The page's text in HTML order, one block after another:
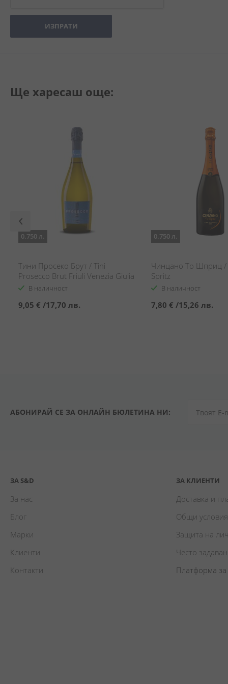
ИЗПРАТИ
Ще харесаш още:
0.750 л.
Тини Просеко Брут / Tini
Prosecco Brut Friuli Venezia Giulia
В наличност
9,05 € /17,70 лв.
0.750 л.
Чинцано То Шприц /
Spritz
В наличност
7,80 € /15,26 лв.
АБОНИРАЙ СЕ ЗА ОНЛАЙН БЮЛЕТИНА НИ:
ЗА S&D
За нас
Блог
Марки
Клиенти
Контакти
ЗА КЛИЕНТИ
Доставка и
Общи условия
Защита на
Често
Платформа